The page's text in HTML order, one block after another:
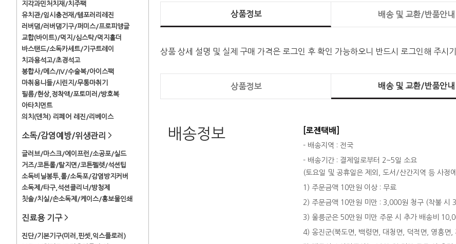
지각과민처치재/치주팩
유치관/임시충전재/템포러리레진
러버댐/러버댐기구/퍼미스/프로피앵글
교합(바이트)/먹지/심스탁/먹지홀더
바스탠드/소독카세트/기구트레이
치과용석고/초경석고
봉합사/메스/IV/수술복/아이스팩
마취용니들/시린지/무통마취기
필름/현상,정착액/포토미러/방호복
아타치먼트
의치(덴쳐) 리페어 레진/리베이스
소독/감염예방/위생관리 >
글러브/마스크/에이프런/소공포/실드
거즈/코튼롤/탈지면/코튼펠렛/석션팁
소독비닐봉투,롤/소독포/감염방지커버
소독제/타구,석션클리너/방청제
칫솔/치실/손소독제/케이스/홍보물인쇄
진료용 기구 >
진단/기본기구(미러,핀셋,익스플로러)
상품정보 배송 및 교환/반품안내
상품 상세 설명 및 실제 구매 가격은 로그인 후 확인 가능하오니 반드시 로그인해 주시
상품정보 배송 및 교환/반품안내
배송정보 [로젠택배]
- 배송지역 : 전국
- 배송기간 : 결제일로부터 2~5일 소요
(토요일 및 공휴일은 제외, 도서/산간지역 등 사정
1) 주문금액 10만원 이상 : 무료
2) 주문금액 10만원 미만 : 3,000원 청구 (착불 시
3) 울릉군은 50만원 미만 주문 시 추가 배송비
4) 옹진군(북도면, 백령면, 대청면, 덕적면, 영흥